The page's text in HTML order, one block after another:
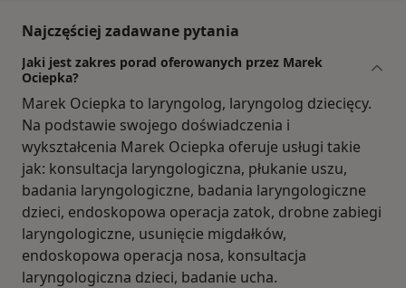
Najczęściej zadawane pytania
Jaki jest zakres porad oferowanych przez Marek
Ociepka?
Marek Ociepka to laryngolog, laryngolog dziecięcy.
Na podstawie swojego doświadczenia i
wykształcenia Marek Ociepka oferuje usługi takie
jak: konsultacja laryngologiczna, płukanie uszu,
badania laryngologiczne, badania laryngologiczne
dzieci, endoskopowa operacja zatok, drobne zabiegi
laryngologiczne, usunięcie migdałków,
endoskopowa operacja nosa, konsultacja
laryngologiczna dzieci, badanie ucha.